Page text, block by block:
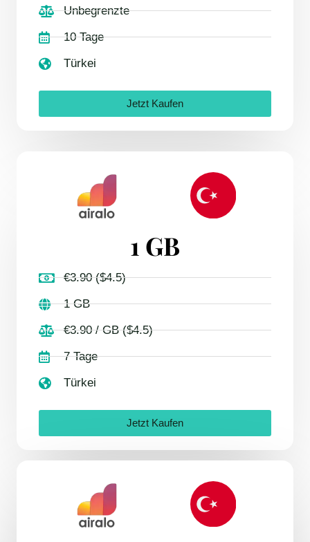
Unbegrenzte
10 Tage
Türkei
Jetzt Kaufen
1 GB
€3.90 ($4.5)
1 GB
€3.90 / GB ($4.5)
7 Tage
Türkei
Jetzt Kaufen